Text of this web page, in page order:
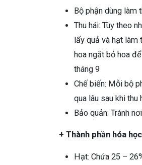
Bộ phận dùng làm
Thu hái: Tùy theo
lấy quả và hạt làm
hoa ngắt bỏ hoa
tháng 9
Chế biến: Mỗi bộ
qua lâu sau khi
Bảo quản: Tránh
+ Thành phần hóa học
Hạt: Chứa 25 –